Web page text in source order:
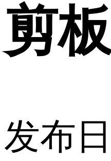
剪
发布